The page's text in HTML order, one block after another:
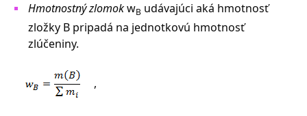
Hmotnostný zlomokwB udávajúci aká hmotnosť
zložky B pripadá na jednotkovú hmotnosť
zlúčeniny.
,